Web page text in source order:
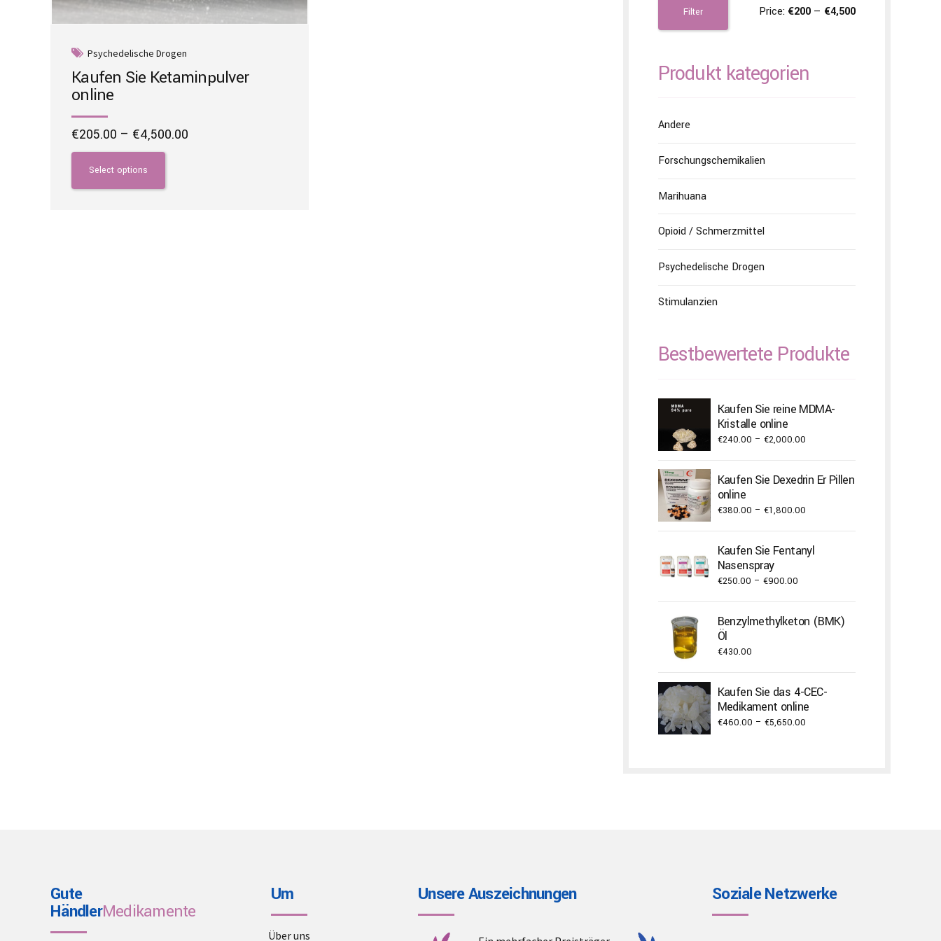
Psychedelische Drogen
Kaufen Sie Ketaminpulver
online
€205.00 – €4,500.00
Select options
This
product
has
Filter Price: €200 — €4,500
Produkt kategorien
Andere
Forschungschemikalien
Marihuana
Opioid / Schmerzmittel
Psychedelische Drogen
Stimulanzien
Bestbewertete Produkte
Kaufen Sie reine MDMA-
Kristalle online
€240.00 – €2,000.00Price
€240.00
€2,000.00
Kaufen Sie Dexedrin Er Pillen
online
€380.00 – €1,800.00Price
€380.00
through
Kaufen Sie Fentanyl
Nasenspray
€250.00 – €900.00Price
€250.00
through
Benzylmethylketon (BMK)
Öl
€430.00
Kaufen Sie das 4-CEC-
Medikament online
€460.00 – €5,650.00Price
Gute
HändlerMedikamente
Um
Über uns
Unsere Auszeichnungen Soziale Netzwerke